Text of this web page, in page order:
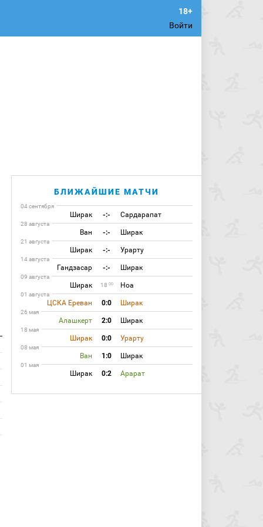
Войти
БЛИЖАЙШИЕ МАТЧИ
04 сентября
Ширак -:- Сардарапат
28 августа
Ван -:- Ширак
21 августа
Ширак -:- Урарту
14 августа
Гандзасар -:- Ширак
09 августа
Ширак 18 00 Ноа
01 августа
ЦСКА Ереван 0:0 Ширак
26 мая
Алашкерт 2:0 Ширак
18 мая
Ширак 0:0 Урарту
08 мая
Ван 1:0 Ширак
01 мая
Ширак 0:2 Арарат